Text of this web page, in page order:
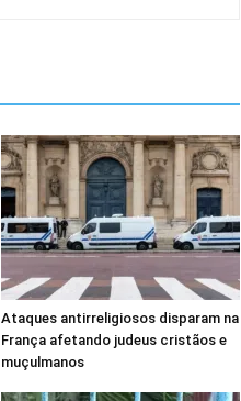
Ataques antirreligiosos disparam na
França afetando judeus cristãos e
muçulmanos